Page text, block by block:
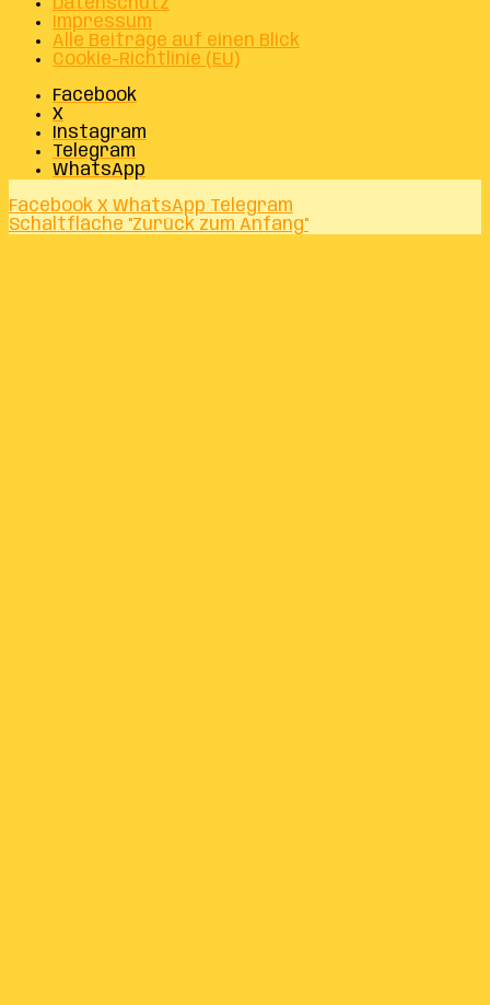
Impressum
Alle Beiträge auf einen Blick
Cookie-Richtlinie (EU)
Facebook
X
Instagram
Telegram
WhatsApp
Facebook X WhatsApp Telegram
Schaltfläche "Zurück zum Anfang"